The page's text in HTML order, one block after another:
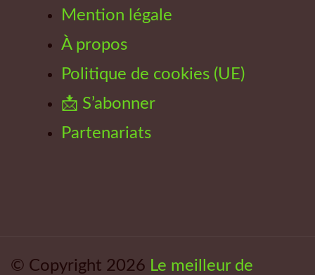
Mention légale
À propos
Politique de cookies (UE)
📩 S’abonner
Partenariats
© Copyright 2026 Le meilleur de